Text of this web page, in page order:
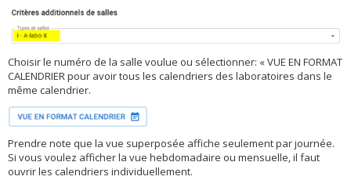
Choisir le numéro de la salle voulue ou sélectionner: « VUE EN FORMAT
CALENDRIER pour avoir tous les calendriers des laboratoires dans le
même calendrier.
Prendre note que la vue superposée affiche seulement par journée.
Si vous voulez afficher la vue hebdomadaire ou mensuelle, il faut
ouvrir les calendriers individuellement.